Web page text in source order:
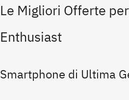
Le Migliori Offerte
Enthusiast
Smartphone di Ultima